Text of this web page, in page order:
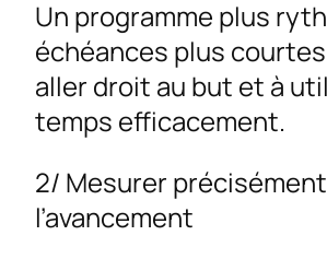
Un programme plus
échéances plus
aller droit au but et à
temps efficacement.
2/ Mesurer précisément
l’avancement